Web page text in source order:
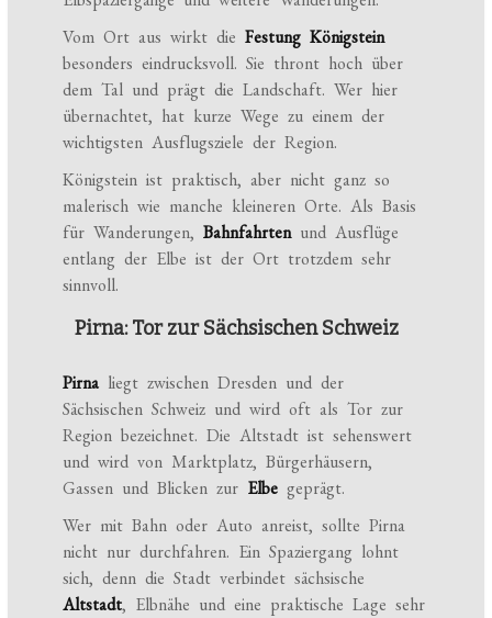
Vom Ort aus wirkt dieFestung Königstein
besonders eindrucksvoll. Sie thront hoch über
dem Tal und prägt die Landschaft. Wer hier
übernachtet, hat kurze Wege zu einem der
wichtigsten Ausflugsziele der Region.
Königstein ist praktisch, aber nicht ganz so
malerisch wie manche kleineren Orte. Als Basis
für Wanderungen,Bahnfahrtenund Ausflüge
entlang der Elbe ist der Ort trotzdem sehr
sinnvoll.
Pirna: Tor zur Sächsischen Schweiz
Pirnaliegt zwischen Dresden und der
Sächsischen Schweiz und wird oft als Tor zur
Region bezeichnet. Die Altstadt ist sehenswert
und wird von Marktplatz, Bürgerhäusern,
Gassen und Blicken zur Elbe geprägt.
Wer mit Bahn oder Auto anreist, sollte Pirna
nicht nur durchfahren. Ein Spaziergang lohnt
sich, denn die Stadt verbindet sächsische
Altstadt, Elbnähe und eine praktische Lage sehr